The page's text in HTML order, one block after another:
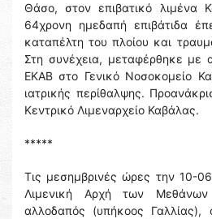
Θάσο, στον επιβατικό λιμένα
64χρονη ημεδαπή επιβάτιδα
καταπέλτη του πλοίου και
Στη συνέχεια, μεταφέρθηκε με
ΕΚΑΒ στο Γενικό Νοσοκομείο
ιατρικής περίθαλψης.
Κεντρικό Λιμεναρχείο Καβάλας.
*****
Τις μεσημβρινές ώρες την 10-
Λιμενική Αρχή των
αλλοδαπός (υπήκοος Γαλλίας),